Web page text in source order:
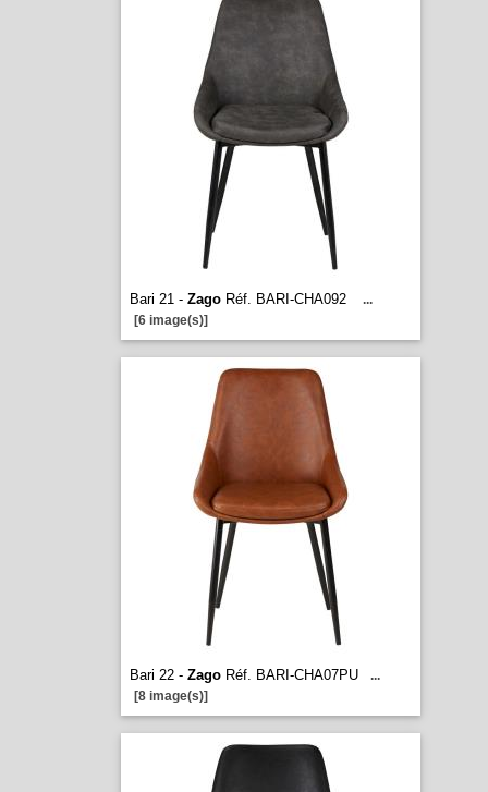
Bari 21 - ZagoRéf. BARI-CHA092
...
[6 image(s)]
Bari 22 - ZagoRéf. BARI-CHA07PU
...
[8 image(s)]